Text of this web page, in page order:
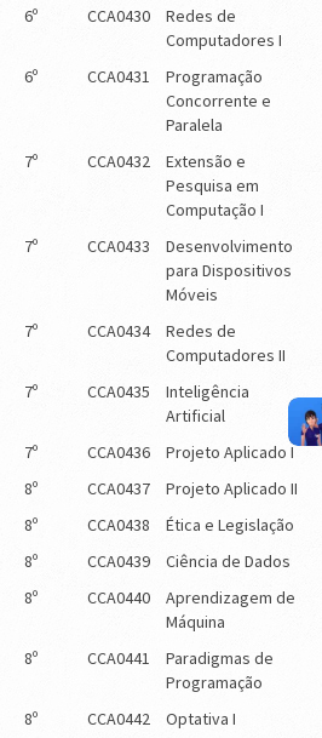
6º CCA0430
Redes de
Computadores I
6º CCA0431
Programação
Concorrente e
Paralela
7º CCA0432
Extensão e
Pesquisa em
Computação I
7º CCA0433
Desenvolvimento
para Dispositivos
Móveis
7º CCA0434
Redes de
Computadores II
7º CCA0435
Inteligência
Artificial
7º CCA0436 Projeto Aplicado I
8º
CCA0437 Projeto Aplicado II
8º
CCA0438 Ética e Legislação
8º
CCA0439 Ciência de Dados
8º
CCA0440
Aprendizagem de
Máquina
8º CCA0441
Paradigmas de
Programação
8º CCA0442 Optativa I